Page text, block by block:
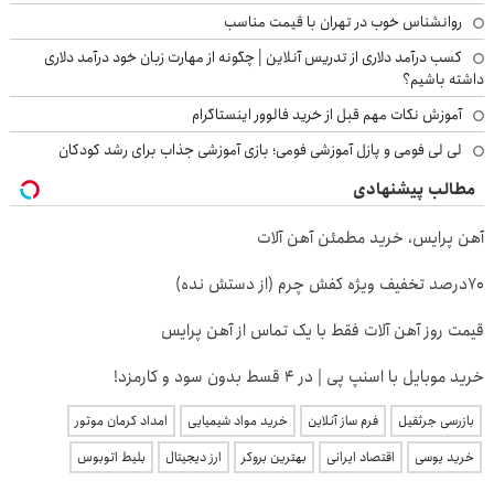
روانشناس خوب در تهران با قیمت مناسب
کسب درآمد دلاری از تدریس آنلاین | چگونه از مهارت زبان خود درآمد دلاری
داشته باشیم؟
آموزش نکات مهم قبل از خرید فالوور اینستاگرام
لی لی فومی و پازل آموزشی فومی؛ بازی آموزشی جذاب برای رشد کودکان
مطالب پیشنهادی
آهن پرایس، خرید مطمئن آهن آلات
70درصد تخفیف ویژه کفش چرم (از دستش نده)
قیمت روز آهن آلات فقط با یک تماس از آهن پرایس
خرید موبایل با اسنپ پی | در ۴ قسط بدون سود و کارمزد!
بازرسی جرثقیل فرم ساز آنلاین خرید مواد شیمیایی
امداد کرمان موتور
خرید یوسی
اقتصاد ایرانی بهترین بروکر ارز دیجیتال بلیط اتوبوس